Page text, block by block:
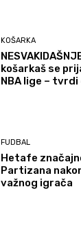
KOŠARKA
košarkaš se
NBA lige –
FUDBAL
Hetafe
Partizana
važnog igrača